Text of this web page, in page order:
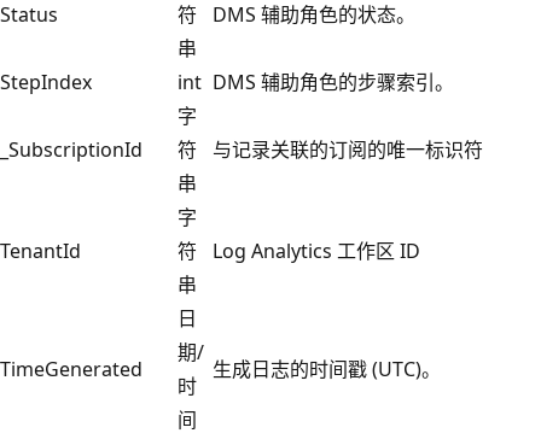
Status
符
串
DMS 辅助角色的状态。
StepIndex int DMS 辅助角色的步骤索引。
_SubscriptionId
字
符
串
与记录关联的订阅的唯一标识符
TenantId
字
符
串
Log Analytics 工作区 ID
TimeGenerated
日
期/
时
间
生成日志的时间戳 (UTC)。